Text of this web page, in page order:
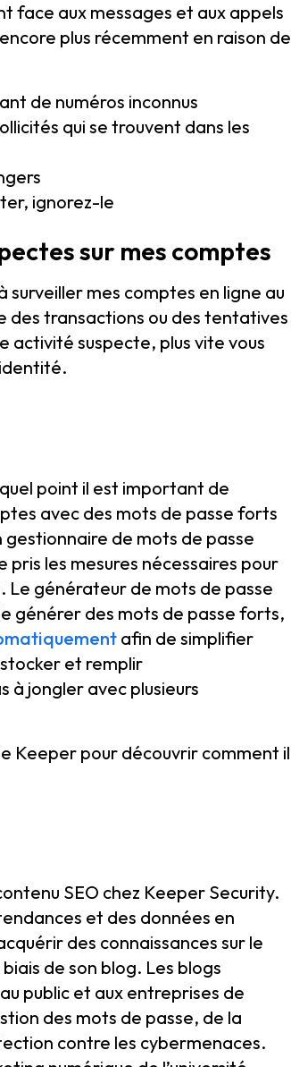
face aux messages et aux appels
plus récemment en raison de
de numéros inconnus
qui se trouvent dans les
ignorez-le
sur mes comptes
surveiller mes comptes en ligne au
des transactions ou des tentatives
activité suspecte, plus vite vous
point il est important de
avec des mots de passe forts
gestionnaire de mots de passe
pris les mesures nécessaires pour
Le générateur de mots de passe
générer des mots de passe forts,
afin de simplifier
et remplir
à jongler avec plusieurs
Keeper pour découvrir comment il
SEO chez Keeper Security.
et des données en
des connaissances sur le
de son blog. Les blogs
public et aux entreprises de
des mots de passe, de la
contre les cybermenaces.